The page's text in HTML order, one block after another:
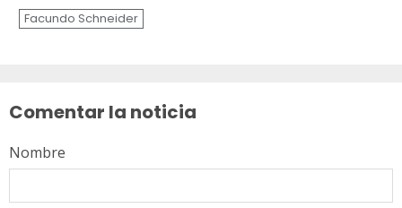
Facundo Schneider
Comentar la noticia
Nombre